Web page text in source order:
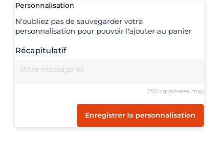
Personnalisation
N'oubliez pas de sauvegarder votre
personnalisation pour pouvoir l'ajouter au panier
Récapitulatif
250 caractères max
Enregistrer la personnalisation